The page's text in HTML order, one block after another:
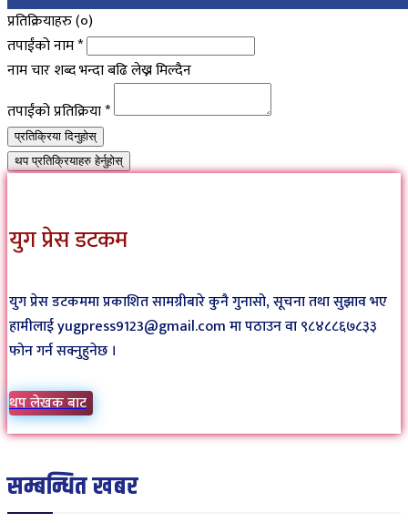
प्रतिक्रियाहरु (०)
तपाईंको नाम*
नाम चार शब्द भन्दा बढि लेख्न मिल्दैन
तपाईंको प्रतिक्रिया*
प्रतिक्रिया दिनुहोस्
थप प्रतिक्रियाहरु हेर्नुहोस्
युग प्रेस डटकम
युग प्रेस डटकममा प्रकाशित सामग्रीबारे कुनै गुनासो, सूचना तथा सुझाव भए
हामीलाई yugpress9123@gmail.com मा पठाउन वा ९८४८८६७८३३
फोन गर्न सक्नुहुनेछ ।
थप लेखक बाट
सम्बन्धित खबर